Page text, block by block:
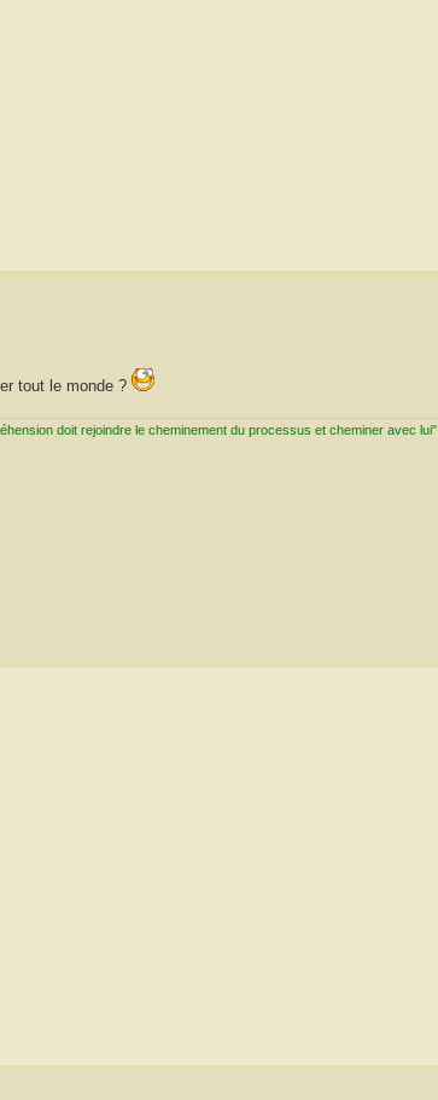
tout le monde ?
doit rejoindre le cheminement du processus et cheminer avec lui"